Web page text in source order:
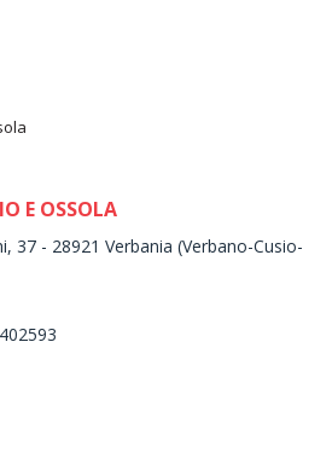
E OSSOLA
37 - 28921 Verbania (Verbano-Cusio-